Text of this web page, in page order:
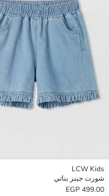
LCW Kids
شورت جينز بناتي
499.00 EGP